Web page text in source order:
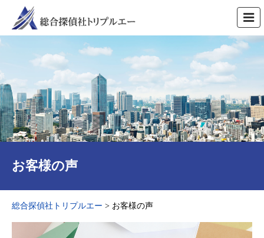
お客様の声
総合探偵社トリプルエー > お客様の声